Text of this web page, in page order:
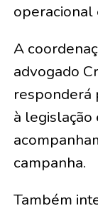
operacional
A
advogado
responderá
à
campanha.
Também